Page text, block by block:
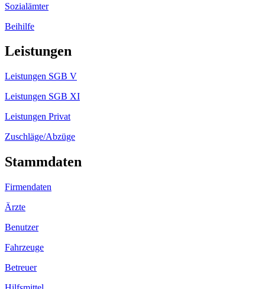
Sozialämter
Beihilfe
Leistungen
Leistungen SGB V
Leistungen SGB XI
Leistungen Privat
Zuschläge/Abzüge
Stammdaten
Firmendaten
Ärzte
Benutzer
Fahrzeuge
Betreuer